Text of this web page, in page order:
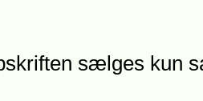
sælges kun